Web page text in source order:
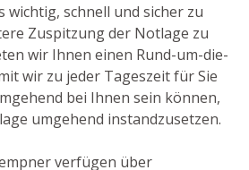
wichtig, schnell und sicher zu
Zuspitzung der Notlage zu
wir Ihnen einen Rund-um-die-
wir zu jeder Tageszeit für Sie
bei Ihnen sein können,
umgehend instandzusetzen.
verfügen über